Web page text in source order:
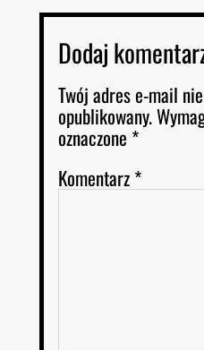
Dodaj
Twój adres e-mail
opublikowany.
oznaczone *
Komentarz*